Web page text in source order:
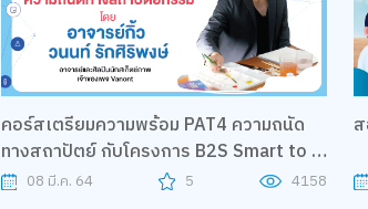
คอร์สเตรียมความพร้อม PAT4 ความถนัด
ทางสถาปัตย์ กับโครงการ B2S Smart to U
โดย อาจารย์กิ้ว วนนท์ รักศิริพงษ์
08 มี.ค. 64 5 4158